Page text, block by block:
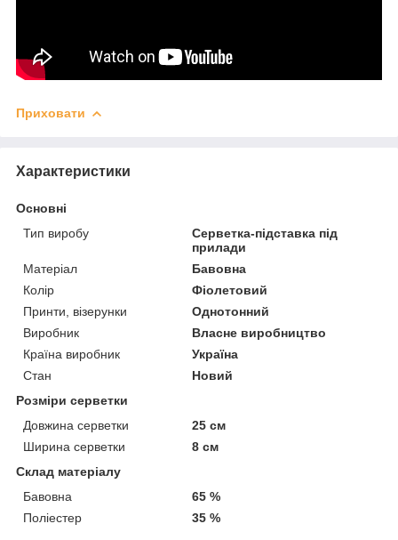
Приховати
Характеристики
Основні
Тип виробу
Серветка-підставка під
прилади
Матеріал
Бавовна
Колір
Фіолетовий
Принти, візерунки
Однотонний
Виробник
Власне виробництво
Країна виробник
Україна
Стан
Новий
Розміри серветки
Довжина серветки
25 см
Ширина серветки
8 см
Склад матеріалу
Бавовна
65 %
Поліестер
35 %